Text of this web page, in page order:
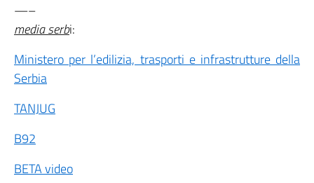
—–
media serbi:
Ministero per l’edilizia, trasporti e infrastrutture della
Serbia
TANJUG
B92
BETA video